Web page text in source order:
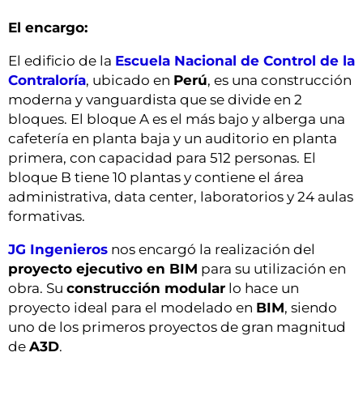
El encargo:
El edificio de la Escuela Nacional de Control de la
Contraloría, ubicado en Perú, es una construcción
moderna y vanguardista que se divide en 2
bloques. El bloque A es el más bajo y alberga una
cafetería en planta baja y un auditorio en planta
primera, con capacidad para 512 personas. El
bloque B tiene 10 plantas y contiene el área
administrativa, data center, laboratorios y 24 aulas
formativas.
JG Ingenieros nos encargó la realización del
proyecto ejecutivo en BIM para su utilización en
obra. Su construcción modular lo hace un
proyecto ideal para el modelado en BIM, siendo
uno de los primeros proyectos de gran magnitud
de A3D.